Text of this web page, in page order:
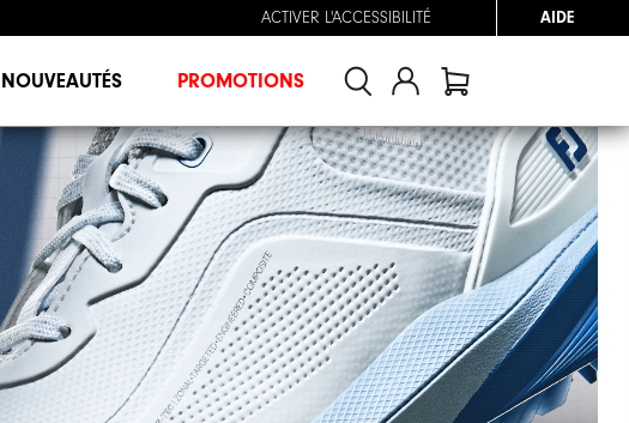
ACTIVER L'ACCESSIBILITÉ AIDE
NOUVEAUTÉS PROMOTIONS